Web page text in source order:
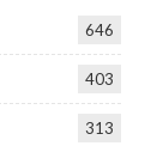
646
403
313